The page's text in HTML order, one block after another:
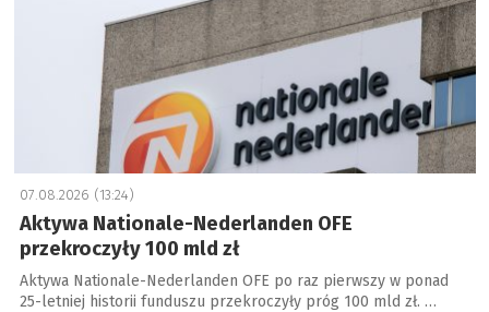
07.08.2026 (13:24)
Aktywa Nationale-Nederlanden OFE
przekroczyły 100 mld zł
Aktywa Nationale-Nederlanden OFE po raz pierwszy w ponad
25-letniej historii funduszu przekroczyły próg 100 mld zł. …